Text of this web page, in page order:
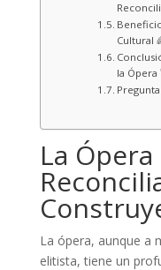
Cultural
la Ópera
La
La ópera, aunque a
elitista, tiene un